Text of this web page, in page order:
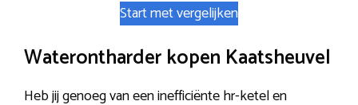
Start met vergelijken
Waterontharder kopen Kaatsheuvel
Heb jij genoeg van een inefficiënte hr-ketel en